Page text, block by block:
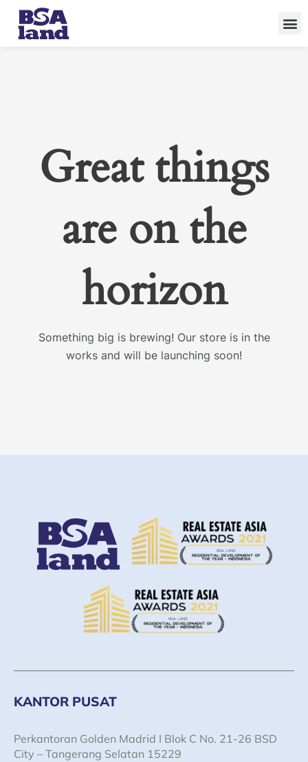
Skip
content
Great things
are on the
horizon
Something big is brewing! Our store is in the
works and will be launching soon!
KANTOR PUSAT
Perkantoran Golden Madrid I Blok C No. 21-26 BSD
City – Tangerang Selatan 15229